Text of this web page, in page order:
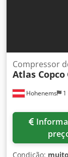
Hohenems
Compressor
Atlas Copco
Condição: